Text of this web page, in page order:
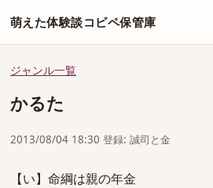
萌えた体験談コピペ保管庫
ジャンル一覧
かるた
2013/08/04 18:30 登録: 誠司と金
【い】命綱は親の年金